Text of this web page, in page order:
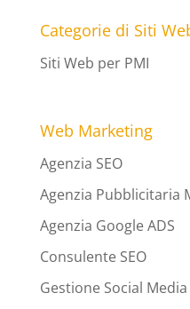
Categorie di Siti
Siti Web per PMI
Web Marketing
Agenzia SEO
Agenzia Pubblicitaria
Agenzia Google ADS
Consulente SEO
Gestione Social Media